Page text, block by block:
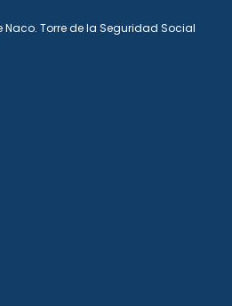
Naco. Torre de la Seguridad Social